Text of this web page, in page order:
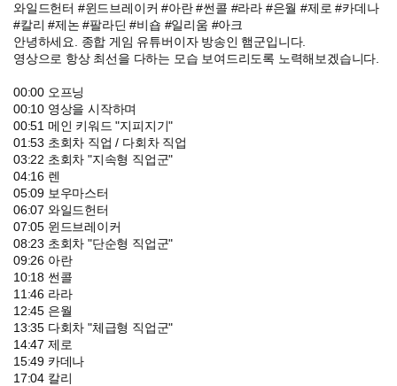
와일드헌터 #윈드브레이커 #아란 #썬콜 #라라 #은월 #제로 #카데나
#칼리 #제논 #팔라딘 #비숍 #일리움 #아크
안녕하세요. 종합 게임 유튜버이자 방송인 햄군입니다.
영상으로 항상 최선을 다하는 모습 보여드리도록 노력해보겠습니다.
00:00 오프닝
00:10 영상을 시작하며
00:51 메인 키워드 "지피지기"
01:53 초회차 직업 / 다회차 직업
03:22 초회차 "지속형 직업군"
04:16 렌
05:09 보우마스터
06:07 와일드헌터
07:05 윈드브레이커
08:23 초회차 "단순형 직업군"
09:26 아란
10:18 썬콜
11:46 라라
12:45 은월
13:35 다회차 "체급형 직업군"
14:47 제로
15:49 카데나
17:04 칼리